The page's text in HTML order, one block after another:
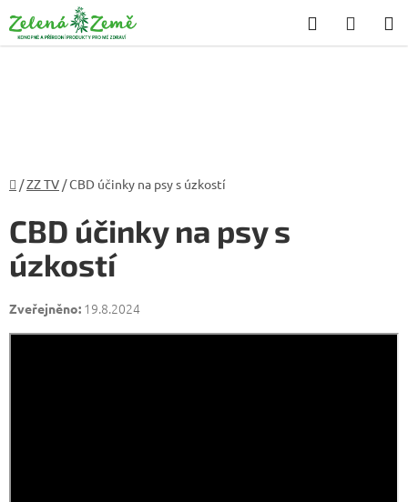
na
obsah
Hledat
KOŠÍK
Domů
/ZZ TV /CBD účinky na psy s úzkostí
CBD účinky na psy s
úzkostí
19.8.2024